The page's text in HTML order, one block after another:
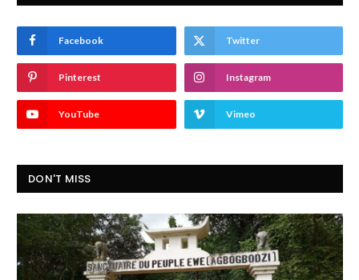
Facebook Twitter
Pinterest Instagram
YouTube Vimeo
DON'T MISS